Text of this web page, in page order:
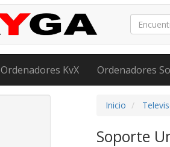
Ordenadores KvX Ordenadores
Inicio
Soporte